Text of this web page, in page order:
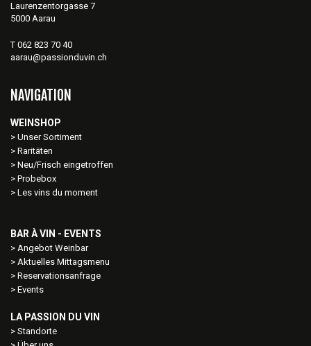
Laurenzentorgasse 7
5000 Aarau
T 062 823 70 40
aarau@passionduvin.ch
NAVIGATION
WEINSHOP
Unser Sortiment
Raritäten
Neu/Frisch eingetroffen
Probebox
Les vins du moment
BAR À VIN - EVENTS
Angebot Weinbar
Aktuelles Mittagsmenu
Reservationsanfrage
Events
LA PASSION DU VIN
Standorte